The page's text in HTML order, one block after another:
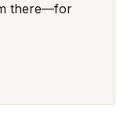
there—for